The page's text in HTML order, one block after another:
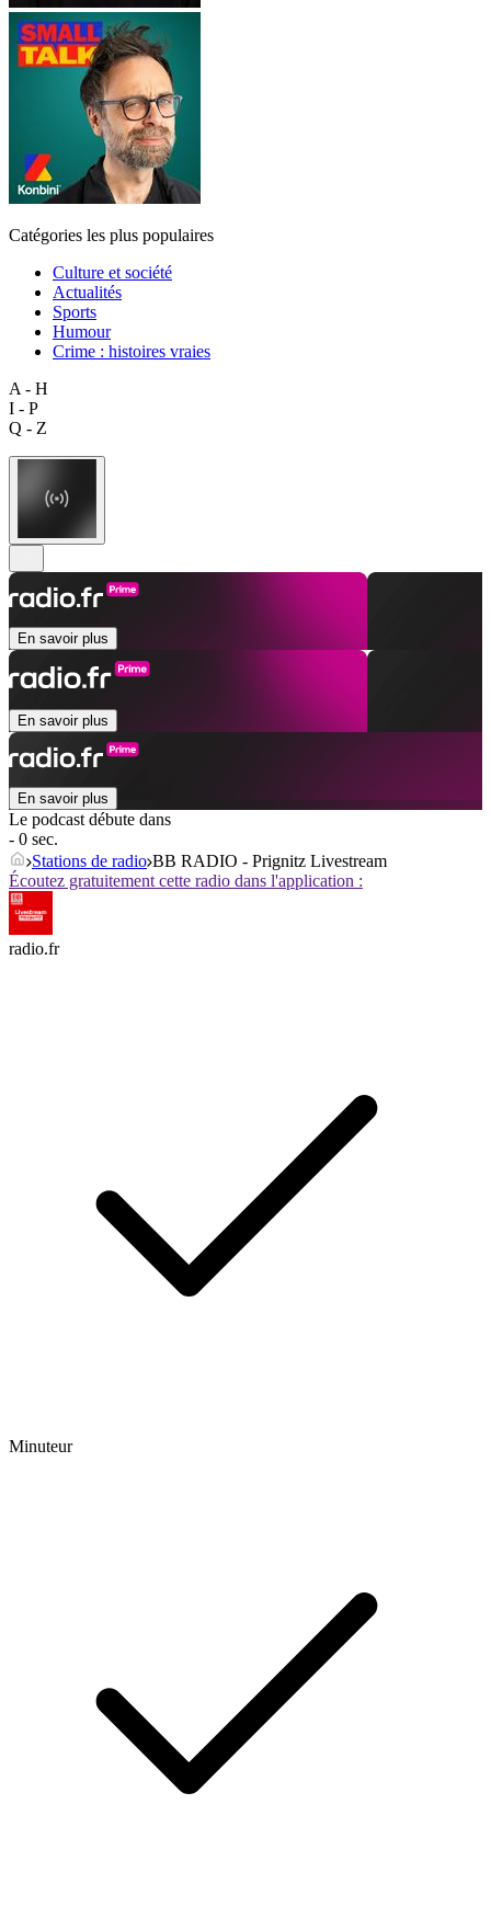
Catégories les plus populaires
Culture et société
Actualités
Sports
Humour
Crime : histoires vraies
A - H
I - P
Q - Z
En savoir plus
En savoir plus
En savoir plus
Le podcast débute dans
- 0 sec.
Stations de radio BB RADIO - Prignitz Livestream
Écoutez gratuitement cette radio dans l'application :
radio.fr
Minuteur